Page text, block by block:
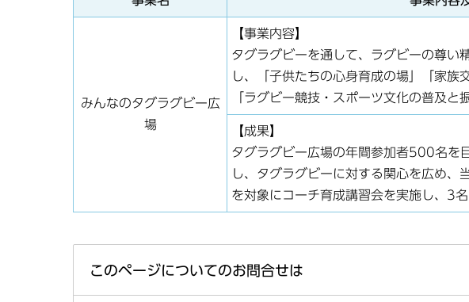
みんなのタグラグビー広
場
【事業内容】
タグラグビーを通して、ラグビーの尊い
し、「子供たちの心身育成の場」「家族
「ラグビー競技・スポーツ文化の普及と
【成果】
タグラグビー広場の年間参加者500名を
し、タグラグビーに対する関心を広め
を対象にコーチ育成講習会を実施し、3
このページについてのお問合せは